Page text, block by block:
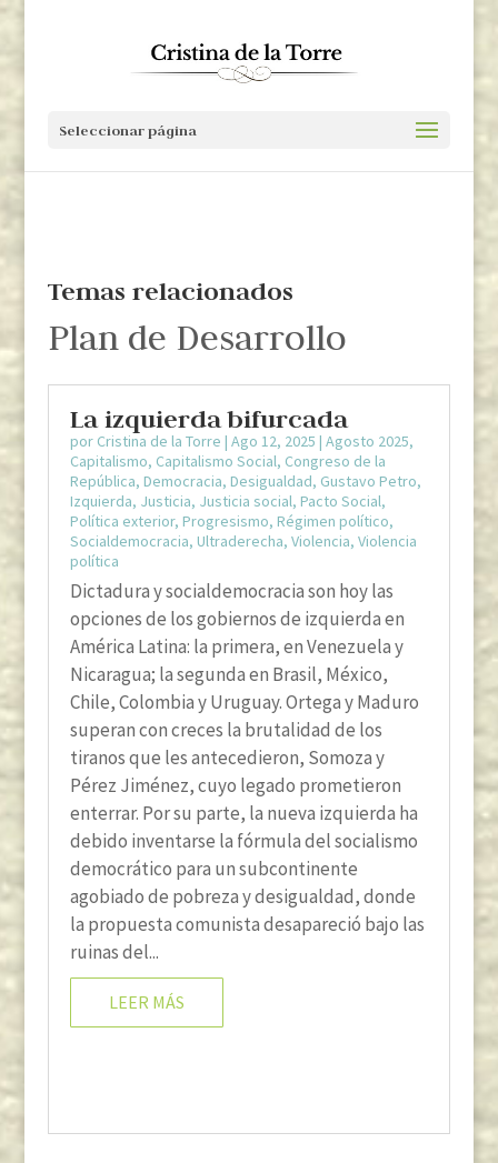
Seleccionar página
Temas relacionados
Plan de Desarrollo
La izquierda bifurcada
por Cristina de la Torre | Ago 12, 2025 | Agosto 2025,
Capitalismo, Capitalismo Social, Congreso de la
República, Democracia, Desigualdad, Gustavo Petro,
Izquierda, Justicia, Justicia social, Pacto Social,
Política exterior, Progresismo, Régimen político,
Socialdemocracia, Ultraderecha, Violencia, Violencia
política
Dictadura y socialdemocracia son hoy las
opciones de los gobiernos de izquierda en
América Latina: la primera, en Venezuela y
Nicaragua; la segunda en Brasil, México,
Chile, Colombia y Uruguay. Ortega y Maduro
superan con creces la brutalidad de los
tiranos que les antecedieron, Somoza y
Pérez Jiménez, cuyo legado prometieron
enterrar. Por su parte, la nueva izquierda ha
debido inventarse la fórmula del socialismo
democrático para un subcontinente
agobiado de pobreza y desigualdad, donde
la propuesta comunista desapareció bajo las
ruinas del...
LEER MÁS